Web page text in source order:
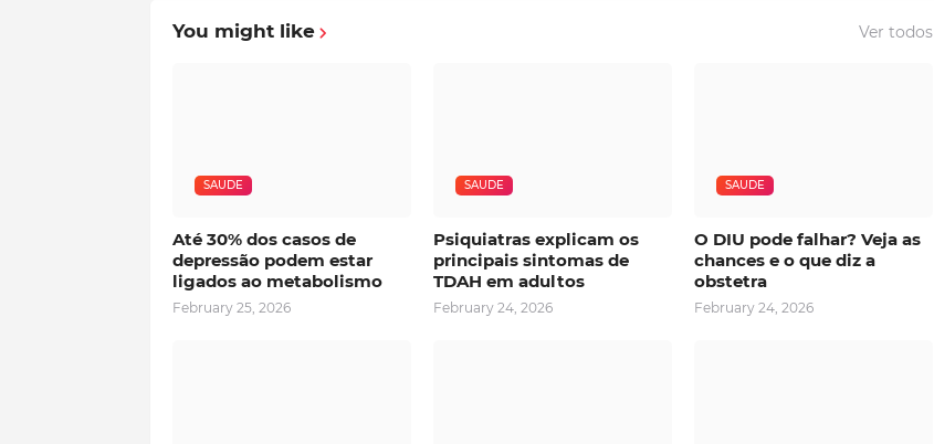
You might like Ver todos
SAUDE
Até 30% dos casos de
depressão podem estar
ligados ao metabolismo
February 25, 2026
SAUDE
Psiquiatras explicam os
principais sintomas de
TDAH em adultos
February 24, 2026
SAUDE
O DIU pode falhar? Veja as
chances e o que diz a
obstetra
February 24, 2026